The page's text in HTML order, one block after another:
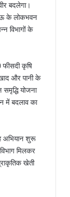
बदलेगा।
के लोकभवन
विभागों के
कृषि
और पानी के
योजना
में बदलाव का
अभियान शुरू
मिलकर
खेती